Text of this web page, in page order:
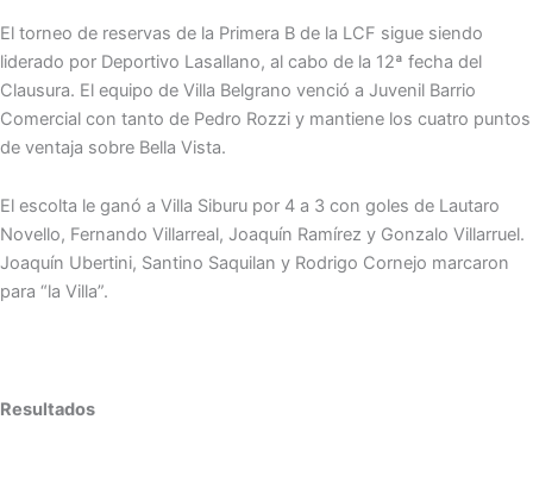
El torneo de reservas de la Primera B de la LCF sigue siendo
liderado por Deportivo Lasallano, al cabo de la 12ª fecha del
Clausura. El equipo de Villa Belgrano venció a Juvenil Barrio
Comercial con tanto de Pedro Rozzi y mantiene los cuatro puntos
de ventaja sobre Bella Vista.
El escolta le ganó a Villa Siburu por 4 a 3 con goles de Lautaro
Novello, Fernando Villarreal, Joaquín Ramírez y Gonzalo Villarruel.
Joaquín Ubertini, Santino Saquilan y Rodrigo Cornejo marcaron
para “la Villa”.
Resultados